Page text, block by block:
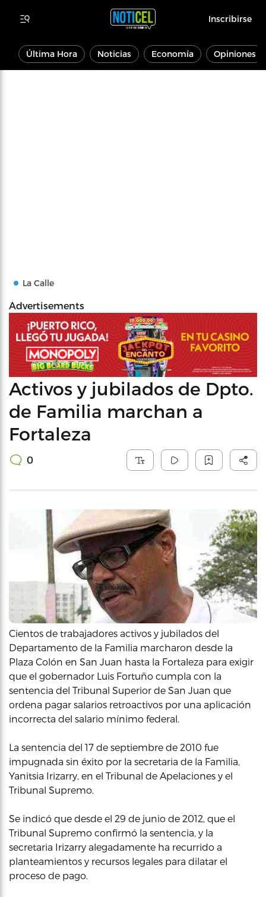
Inscribirse
Última Hora Noticias Economía Opiniones
La Calle
Advertisements
Activos y jubilados de Dpto.
de Familia marchan a
Fortaleza
0
Cientos de trabajadores activos y jubilados del
Departamento de la Familia marcharon desde la
Plaza Colón en San Juan hasta la Fortaleza para exigir
que el gobernador Luis Fortuño cumpla con la
sentencia del Tribunal Superior de San Juan que
ordena pagar salarios retroactivos por una aplicación
incorrecta del salario mínimo federal.
La sentencia del 17 de septiembre de 2010 fue
impugnada sin éxito por la secretaria de la Familia,
Yanitsia Irizarry, en el Tribunal de Apelaciones y el
Tribunal Supremo.
Se indicó que desde el 29 de junio de 2012, que el
Tribunal Supremo confirmó la sentencia, y la
secretaria Irizarry alegadamente ha recurrido a
planteamientos y recursos legales para dilatar el
proceso de pago.